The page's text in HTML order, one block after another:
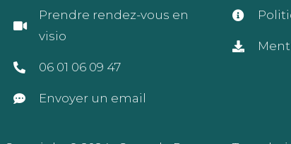
Prendre rendez-vous en
visio
06 01 06 09 47
Envoyer un email